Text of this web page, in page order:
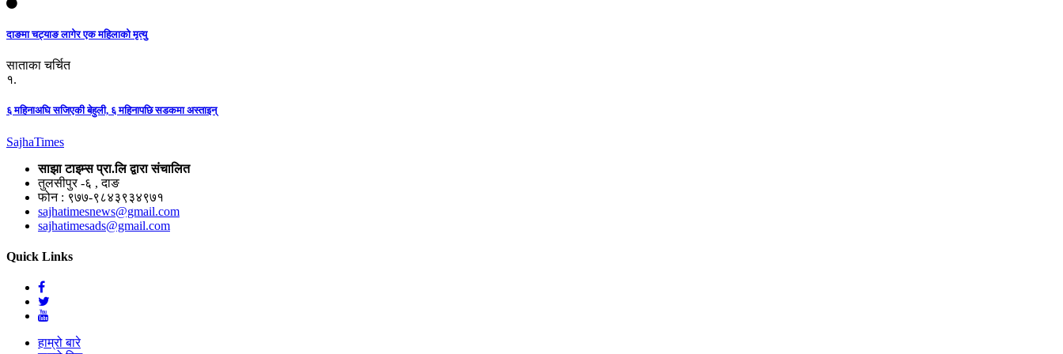
दाङमा चट्याङ लागेर एक महिलाको मृत्यु
साताका चर्चित
१.
६ महिनाअघि सजिएकी बेहुली, ६ महिनापछि सडकमा अस्ताइन्
SajhaTimes
साझा टाइम्स प्रा.लि द्वारा संचालित
तुलसीपुर -६ , दाङ
फोन : ९७७-९८४३९३४९७१
sajhatimesnews@gmail.com
sajhatimesads@gmail.com
Quick Links
हाम्रो बारे